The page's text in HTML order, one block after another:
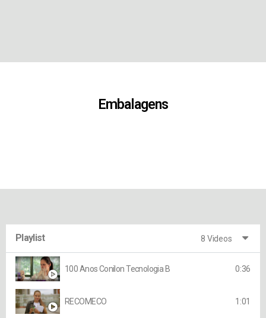
Embalagens
Playlist 8 Videos
100 Anos Conilon Tecnologia B 0:36
RECOMECO 1:01